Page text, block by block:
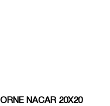
NACAR 20X20